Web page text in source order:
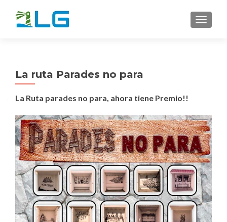
La ruta Parades no para
La Ruta parades no para, ahora tiene Premio!!